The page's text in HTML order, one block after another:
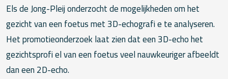
Els de Jong-Pleij onderzocht de mogelijkheden om het
gezicht van een foetus met 3D-echografi e te analyseren.
Het promotieonderzoek laat zien dat een 3D-echo het
gezichtsprofi el van een foetus veel nauwkeuriger afbeeldt
dan een 2D-echo.